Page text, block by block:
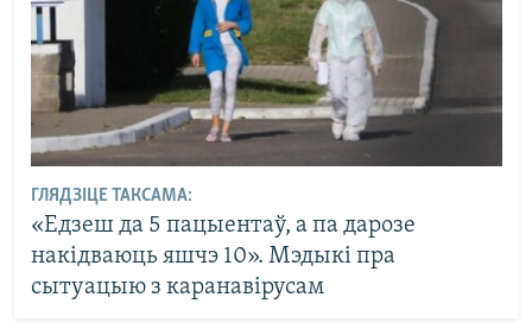
ГЛЯДЗІЦЕ ТАКСАМА:
«Едзеш да 5 пацыентаў, а па дарозе
накідваюць яшчэ 10». Мэдыкі пра
сытуацыю з каранавірусам